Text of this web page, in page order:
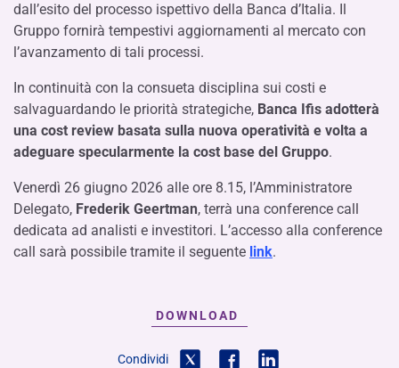
dall’esito del processo ispettivo della Banca d’Italia. Il
Gruppo fornirà tempestivi aggiornamenti al mercato con
l’avanzamento di tali processi.
In continuità con la consueta disciplina sui costi e
salvaguardando le priorità strategiche, Banca Ifis adotterà
una cost review basata sulla nuova operatività e volta a
adeguare specularmente la cost base del Gruppo.
Venerdì 26 giugno 2026 alle ore 8.15, l’Amministratore
Delegato, Frederik Geertman, terrà una conference call
dedicata ad analisti e investitori. L’accesso alla conference
call sarà possibile tramite il seguente link.
DOWNLOAD
Condividi